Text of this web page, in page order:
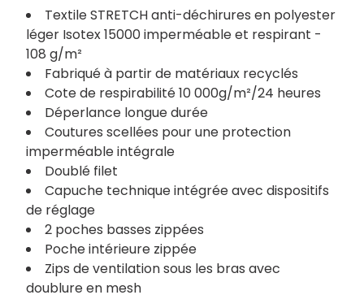
Textile STRETCH anti-déchirures en polyester
léger Isotex 15000 imperméable et respirant -
108 g/m²
Fabriqué à partir de matériaux recyclés
Cote de respirabilité 10 000g/m²/24 heures
Déperlance longue durée
Coutures scellées pour une protection
imperméable intégrale
Doublé filet
Capuche technique intégrée avec dispositifs
de réglage
2 poches basses zippées
Poche intérieure zippée
Zips de ventilation sous les bras avec
doublure en mesh